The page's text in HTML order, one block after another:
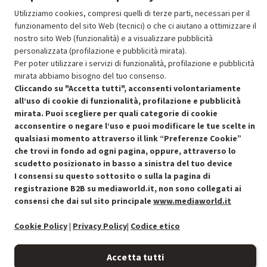
Aggiungi al carrello
SCONTO RICONDIZIONATI
Approfitta dello sconto del 50% sul prodotto ricondizionato.
Condizioni generali di vendita
Cookie Policy
Preferenze cookie
Informativa privacy
Recedere dal contratto qui
Utilizziamo cookies, compresi quelli di terze parti, necessari per il
funzionamento del sito Web (tecnici) o che ci aiutano a ottimizzare il
nostro sito Web (funzionalità) e a visualizzare pubblicità
personalizzata (profilazione e pubblicità mirata).
Per poter utilizzare i servizi di funzionalità, profilazione e pubblicità
mirata abbiamo bisogno del tuo consenso.
Cliccando su "Accetta tutti", acconsenti volontariamente
all’uso di cookie di funzionalità, profilazione e pubblicità
mirata. Puoi scegliere per quali categorie di cookie
acconsentire o negare l’uso e puoi modificare le tue scelte in
qualsiasi momento attraverso il link “Preferenze Cookie”
che trovi in fondo ad ogni pagina, oppure, attraverso lo
scudetto posizionato in basso a sinistra del tuo device
I consensi su questo sottosito o sulla la pagina di
registrazione B2B su mediaworld.it, non sono collegati ai
consensi che dai sul sito principale www.mediaworld.it
Cookie Policy| Privacy Policy| Codice etico
Accetta tutti